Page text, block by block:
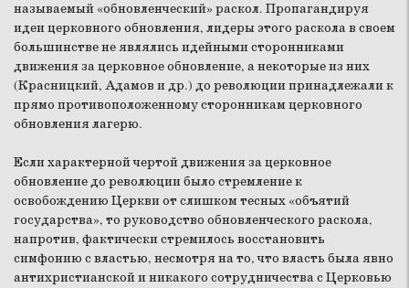
называемый «обновленческий» раскол. Пропагандируя
идеи церковного обновления, лидеры этого раскола в своем
большинстве не являлись идейными сторонниками
движения за церковное обновление, а некоторые из них
(Красницкий, Адамов и др.) до революции принадлежали к
прямо противоположенному сторонникам церковного
обновления лагерю.
Если характерной чертой движения за церковное
обновление до революции было стремление к
освобождению Церкви от слишком тесных «объятий
государства», то руководство обновленческого раскола,
напротив, фактически стремилось восстановить
симфонию с властью, несмотря на то, что власть была явно
антихристианской и никакого сотрудничества с Церковью